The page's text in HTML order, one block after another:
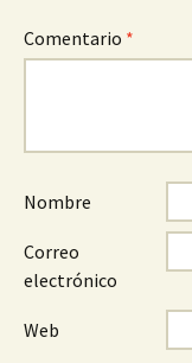
Comentario *
Nombre
Correo
electrónico
Web